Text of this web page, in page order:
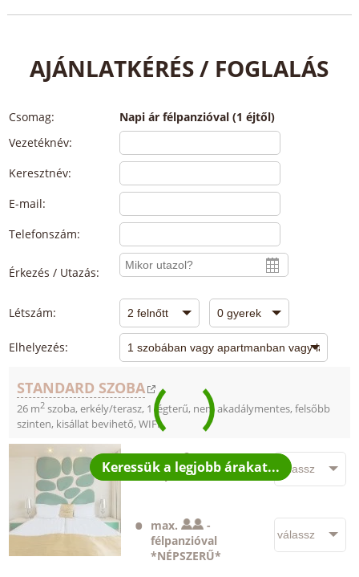
AJÁNLATKÉRÉS / FOGLALÁS
Csomag:
Napi ár félpanzióval (1 éjtől)
Vezetéknév:
Keresztnév:
E-mail:
Telefonszám:
Érkezés / Utazás:
Létszám:
Elhelyezés:
STANDARD SZOBA
26 m2szoba, erkély/terasz, 1 légterű, nem akadálymentes, felsőbb
szinten, kisállat bevihető, WIFI
max. +
-
félpanzióval
max.
-
félpanzióval
*NÉPSZERŰ*